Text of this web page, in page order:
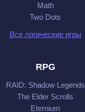
Math
Two Dots
Все логические игры
RPG
RAID: Shadow Legends
The Elder Scrolls
Eternium